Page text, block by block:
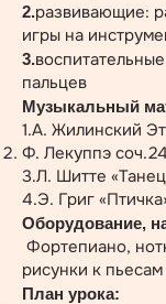
2.развивающие:
игры на
3.
пальцев
Музыкальный
1.А. Жилинский
Ф. Лекуппэ
3.Л. Шитте
4.Э. Григ
Оборудование,
Фортепиано,
рисунки к пьесам
План урока: